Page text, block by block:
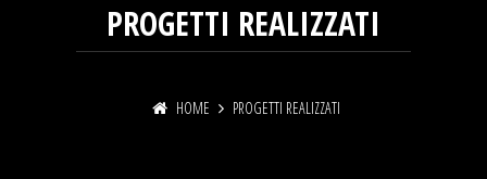
PROGETTI REALIZZATI
HOME PROGETTI REALIZZATI